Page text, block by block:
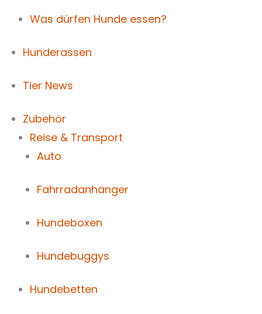
Was dürfen Hunde essen?
Hunderassen
Tier News
Zubehör
Reise & Transport
Auto
Fahrradanhänger
Hundeboxen
Hundebuggys
Hundebetten